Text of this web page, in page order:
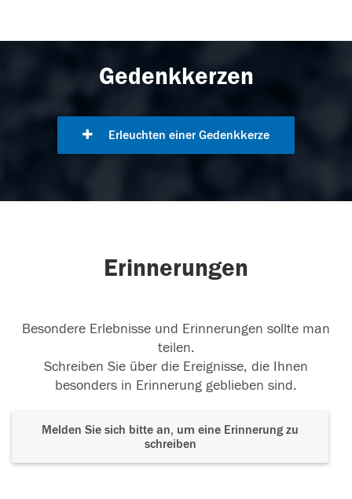
Gedenkkerzen
Erleuchten einer Gedenkkerze
Erinnerungen
Besondere Erlebnisse und Erinnerungen sollte man
teilen.
Schreiben Sie über die Ereignisse, die Ihnen
besonders in Erinnerung geblieben sind.
Melden Sie sich bitte an, um eine Erinnerung zu
schreiben